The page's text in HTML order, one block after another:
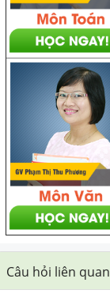
Câu hỏi liên quan